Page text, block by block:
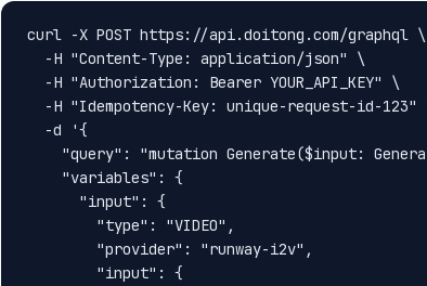
curl -X POST https://api.doitong.com/graphql \
  -H "Content-Type: application/json" \
  -H "Authorization: Bearer YOUR_API_KEY" \
-H "Idempotency-Key: unique-request-id-123"
  -d '{
"query": "mutation Generate($input:
    "variables": {
      "input": {
        "type": "VIDEO",
        "provider": "runway-i2v",
        "input": {